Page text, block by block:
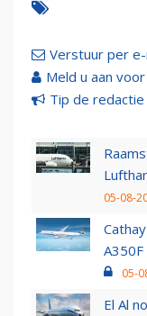
Verstuur per
Meld u aan
Tip de redactie
05-08-
05-
El Al